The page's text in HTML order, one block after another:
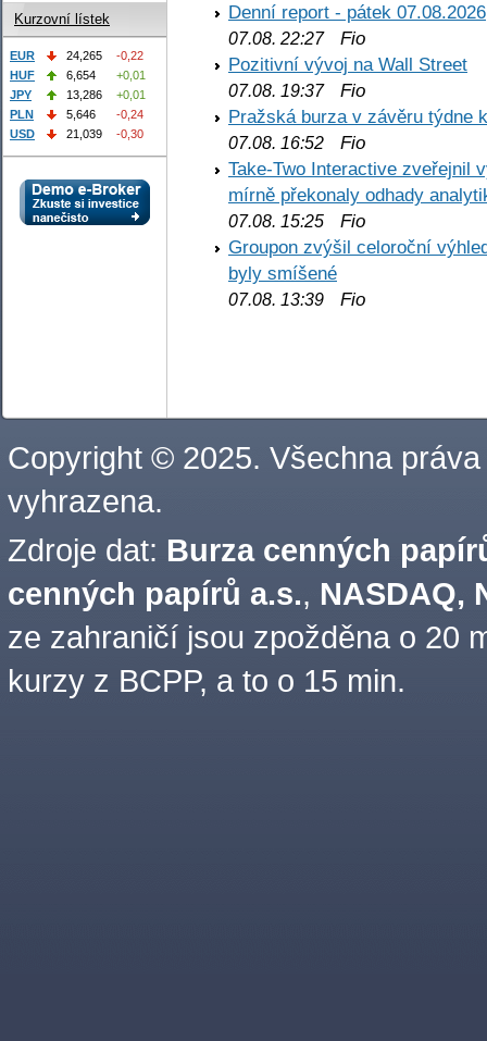
Denní report - pátek 07.08.2026
07.08. 22:27Fio
Pozitivní vývoj na Wall Street
07.08. 19:37Fio
Pražská burza v závěru týdne
07.08. 16:52 Fio
Take-Two Interactive zveřejnil
mírně překonaly odhady
07.08. 15:25 Fio
Groupon zvýšil celoroční
byly smíšené
07.08. 13:39 Fio
Kurzovní lístek
EUR 24,265
-0,22
HUF
6,654
+0,01
JPY
13,286
+0,01
PLN
5,646
-0,24
USD
21,039 -0,30
Copyright © 2025. Všechna práva
vyhrazena.
Zdroje dat: Burza cenných
cenných papírů a.s., NASDAQ,
ze zahraničí jsou zpožděna o 20
kurzy z BCPP, a to o 15 min.